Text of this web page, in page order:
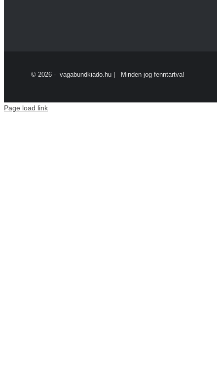
© 2026 - vagabundkiado.hu | Minden jog fenntartva!
Page load link